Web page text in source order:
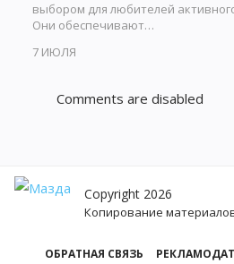
выбором для любителей
Они обеспечивают…
7 ИЮЛЯ
Comments are disabled
Copyright 2026
Копирование
ОБРАТНАЯ СВЯЗЬ